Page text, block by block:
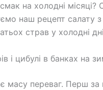
на холодні місяці?
наш рецепт салату з
страв у холодні
і цибулі в банках на
масу переваг. Перш